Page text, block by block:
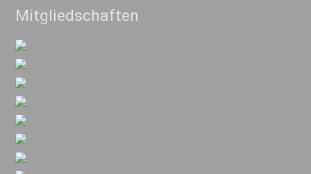
Mitgliedschaften